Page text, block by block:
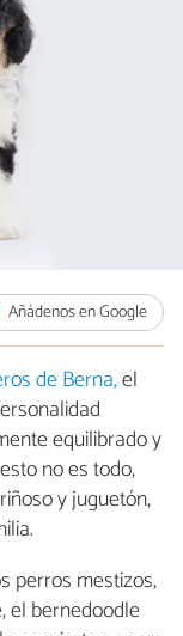
Añádenos en Google
de Berna,el
equilibrado y
no es todo,
y juguetón,
perros mestizos,
el bernedoodle